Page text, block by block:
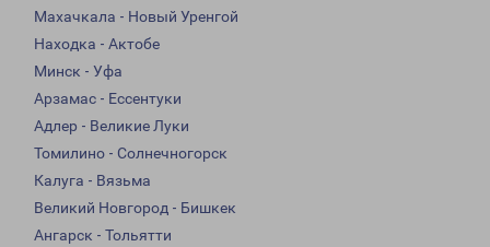
Махачкала - Новый Уренгой
Находка - Актобе
Минск - Уфа
Арзамас - Ессентуки
Адлер - Великие Луки
Томилино - Солнечногорск
Калуга - Вязьма
Великий Новгород - Бишкек
Ангарск - Тольятти